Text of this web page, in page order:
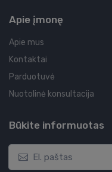
Apie įmonę
Apie mus
Kontaktai
Parduotuvė
Nuotolinė konsultacija
Būkite informuotas